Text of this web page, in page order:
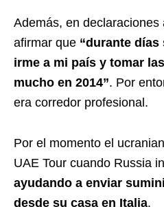
Además, en declaraciones
afirmar que “durante días
irme a mi país y tomar
mucho en 2014”. Por
era corredor profesional.
Por el momento el
UAE Tour cuando Russia
ayudando a enviar
desde su casa en Italia.